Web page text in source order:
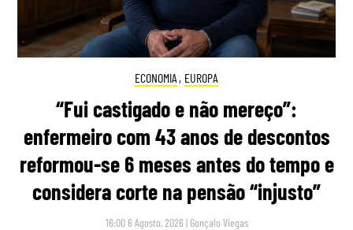
ECONOMIA , EUROPA
“Fui castigado e não mereço”:
enfermeiro com 43 anos de descontos
reformou-se 6 meses antes do tempo e
considera corte na pensão “injusto”
16:00 6 Agosto, 2026 | Gonçalo Viegas